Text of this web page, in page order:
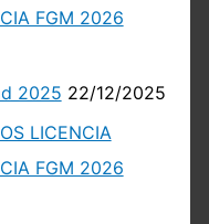
FGM 2026
2025 22/12/2025
LICENCIA
FGM 2026